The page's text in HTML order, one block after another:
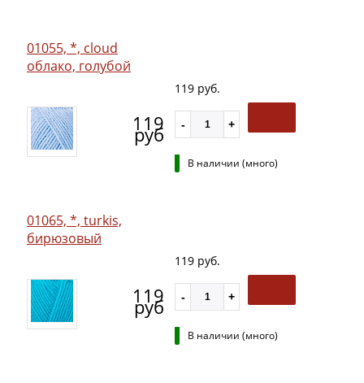
01055, *, cloud
облако, голубой
119
руб
119 руб.
В наличии (много)
01065, *, turkis,
бирюзовый
119
руб
119 руб.
В наличии (много)